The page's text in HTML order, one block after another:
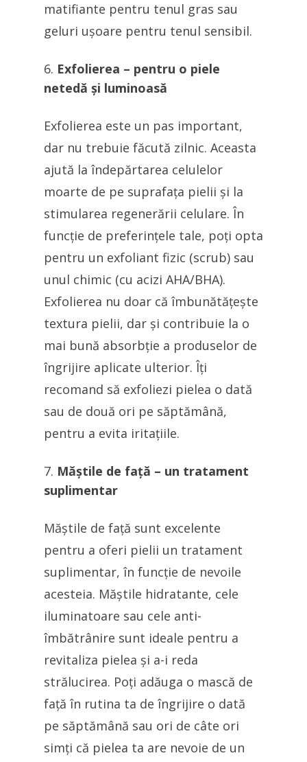
matifiante pentru tenul gras sau
geluri ușoare pentru tenul sensibil.
Exfolierea – pentru o piele
netedă și luminoasă
Exfolierea este un pas important,
dar nu trebuie făcută zilnic. Aceasta
ajută la îndepărtarea celulelor
moarte de pe suprafața pielii și la
stimularea regenerării celulare. În
funcție de preferințele tale, poți opta
pentru un exfoliant fizic (scrub) sau
unul chimic (cu acizi AHA/BHA).
Exfolierea nu doar că îmbunătățește
textura pielii, dar și contribuie la o
mai bună absorbție a produselor de
îngrijire aplicate ulterior. Îți
recomand să exfoliezi pielea o dată
sau de două ori pe săptămână,
pentru a evita iritațiile.
Măștile de față – un tratament
suplimentar
Măștile de față sunt excelente
pentru a oferi pielii un tratament
suplimentar, în funcție de nevoile
acesteia. Măștile hidratante, cele
iluminatoare sau cele anti-
îmbătrânire sunt ideale pentru a
revitaliza pielea și a-i reda
strălucirea. Poți adăuga o mască de
față în rutina ta de îngrijire o dată
pe săptămână sau ori de câte ori
simți că pielea ta are nevoie de un